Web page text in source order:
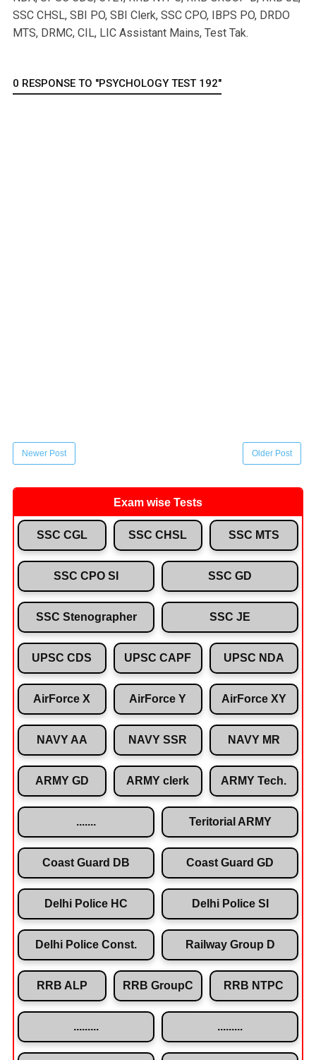
SSC CHSL, SBI PO, SBI Clerk, SSC CPO, IBPS PO, DRDO
MTS, DRMC, CIL, LIC Assistant Mains, Test Tak.
0 RESPONSE TO "PSYCHOLOGY TEST 192"
Newer Post Older Post
Exam wise Tests
SSC CGL SSC CHSL SSC MTS
SSC CPO SI SSC GD
SSC Stenographer SSC JE
UPSC CDS UPSC CAPF UPSC NDA
AirForce X AirForce Y AirForce XY
NAVY AA NAVY SSR NAVY MR
ARMY GD ARMY clerk ARMY Tech.
Teritorial ARMY
Coast Guard DB Coast Guard GD
Delhi Police HC Delhi Police SI
Delhi Police Const. Railway Group D
RRB ALP RRB GroupC RRB NTPC